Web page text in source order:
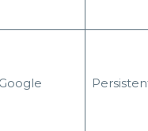
Google